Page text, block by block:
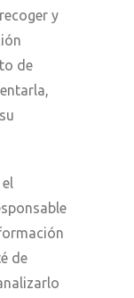
y
de
de